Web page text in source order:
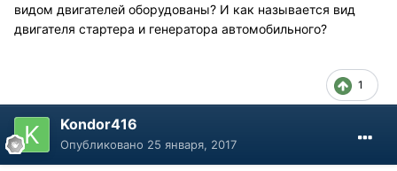
видом двигателей оборудованы? И как называется вид
двигателя стартера и генератора автомобильного?
1
Kondor416
Опубликовано 25 января, 2017